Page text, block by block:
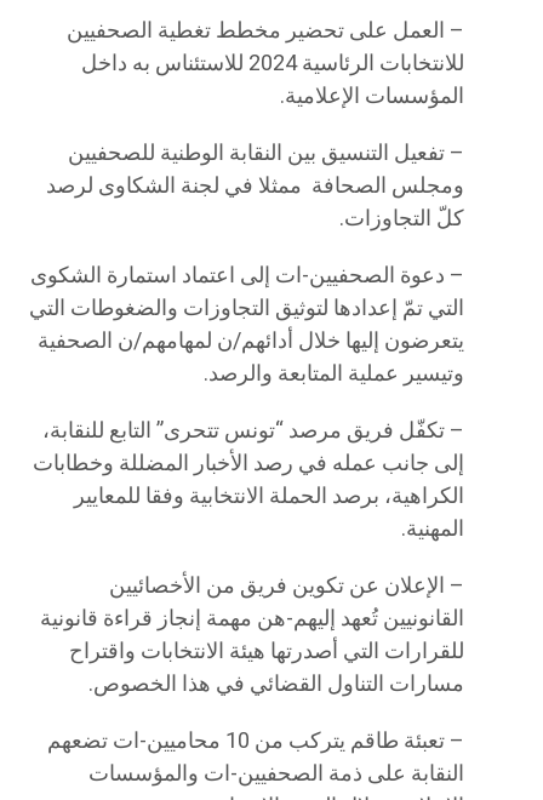
– العمل على تحضير مخطط تغطية الصحفيين
للانتخابات الرئاسية 2024 للاستئناس به داخل
المؤسسات الإعلامية.
– تفعيل التنسيق بين النقابة الوطنية للصحفيين
ومجلس الصحافة ممثلا في لجنة الشكاوى لرصد
كلّ التجاوزات.
– دعوة الصحفيين-ات إلى اعتماد استمارة الشكوى
التي تمّ إعدادها لتوثيق التجاوزات والضغوطات التي
يتعرضون إليها خلال أدائهم/ن لمهامهم/ن الصحفية
وتيسير عملية المتابعة والرصد.
– تكفّل فريق مرصد “تونس تتحرى” التابع للنقابة،
إلى جانب عمله في رصد الأخبار المضللة وخطابات
الكراهية، برصد الحملة الانتخابية وفقا للمعايير
المهنية.
– الإعلان عن تكوين فريق من الأخصائيين
القانونيين تُعهد إليهم-هن مهمة إنجاز قراءة قانونية
للقرارات التي أصدرتها هيئة الانتخابات واقتراح
مسارات التناول القضائي في هذا الخصوص.
– تعبئة طاقم يتركب من 10 محاميين-ات تضعهم
النقابة على ذمة الصحفيين-ات والمؤسسات